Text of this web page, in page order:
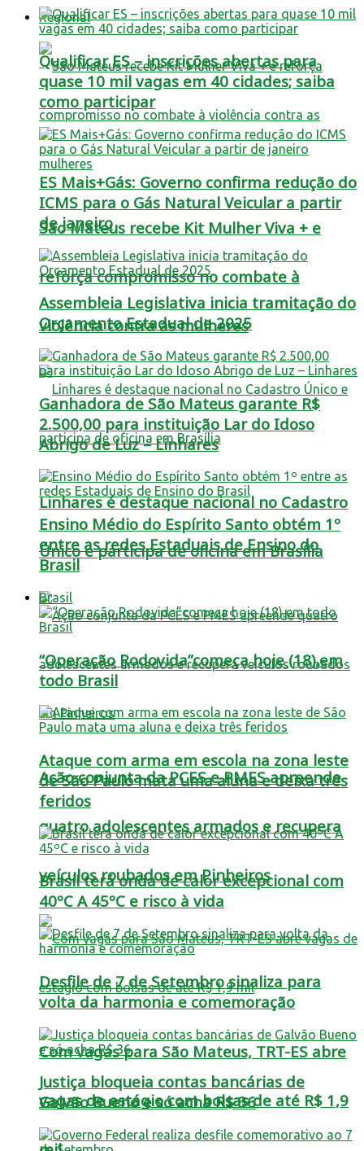
Regional
São Mateus recebe Kit Mulher Viva + e
reforça compromisso no combate à
violência contra as mulheres
Linhares é destaque nacional no Cadastro
Único e participa de oficina em Brasília
Ação conjunta da PCES e PMES apreende
quatro adolescentes armados e recupera
veículos roubados em Pinheiros
Com vagas para São Mateus, TRT-ES abre
vagas de estágio com bolsas de até R$ 1,9
Qualificar ES – inscrições abertas para
quase 10 mil vagas em 40 cidades; saiba
como participar
ES Mais+Gás: Governo confirma redução do
ICMS para o Gás Natural Veicular a partir
de janeiro
Assembleia Legislativa inicia tramitação do
Orçamento Estadual de 2025
Ganhadora de São Mateus garante R$
2.500,00 para instituição Lar do Idoso
Abrigo de Luz – Linhares
Ensino Médio do Espírito Santo obtém 1º
entre as redes Estaduais de Ensino do
Brasil
Brasil
“Operação Rodovida”começa hoje (18),em
todo Brasil
Ataque com arma em escola na zona leste
de São Paulo mata uma aluna e deixa três
feridos
Brasil terá onda de calor excepcional com
40ºC A 45ºC e risco à vida
Desfile de 7 de Setembro sinaliza para
volta da harmonia e comemoração
Justiça bloqueia contas bancárias de
Galvão Bueno e só acha R$ 36